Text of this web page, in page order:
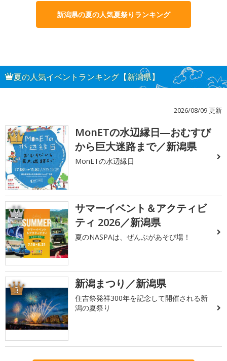
新潟県の夏の人気夏祭りランキング
夏の人気イベントランキング【新潟県】
2026/08/09 更新
1
MonETの水辺縁日―おむすび
から巨大迷路まで／新潟県
MonETの水辺縁日
2
サマーイベント＆アクティビ
ティ 2026／新潟県
夏のNASPAは、ぜんぶがあそび場！
3 新潟まつり／新潟県
住吉祭発祥300年を記念して開催される新
潟の夏祭り